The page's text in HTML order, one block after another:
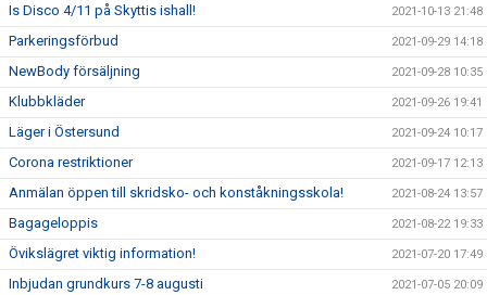
Is Disco 4/11 på Skyttis ishall! 2021-10-13 21:48
Parkeringsförbud 2021-09-29 14:18
NewBody försäljning 2021-09-28 10:35
Klubbkläder 2021-09-26 19:41
Läger i Östersund 2021-09-24 10:17
Corona restriktioner 2021-09-17 12:13
Anmälan öppen till skridsko- och konståkningsskola! 2021-08-24 13:57
Bagageloppis 2021-08-22 19:33
Övikslägret viktig information! 2021-07-20 17:49
Inbjudan grundkurs 7-8 augusti 2021-07-05 20:09